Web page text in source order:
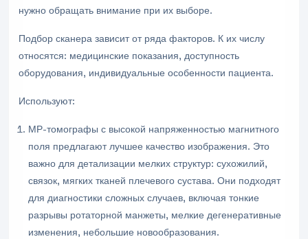
нужно обращать внимание при их выборе.
Подбор сканера зависит от ряда факторов. К их числу
относятся: медицинские показания, доступность
оборудования, индивидуальные особенности пациента.
Используют:
МР-томографы с высокой напряженностью магнитного
поля предлагают лучшее качество изображения. Это
важно для детализации мелких структур: сухожилий,
связок, мягких тканей плечевого сустава. Они подходят
для диагностики сложных случаев, включая тонкие
разрывы ротаторной манжеты, мелкие дегенеративные
изменения, небольшие новообразования.